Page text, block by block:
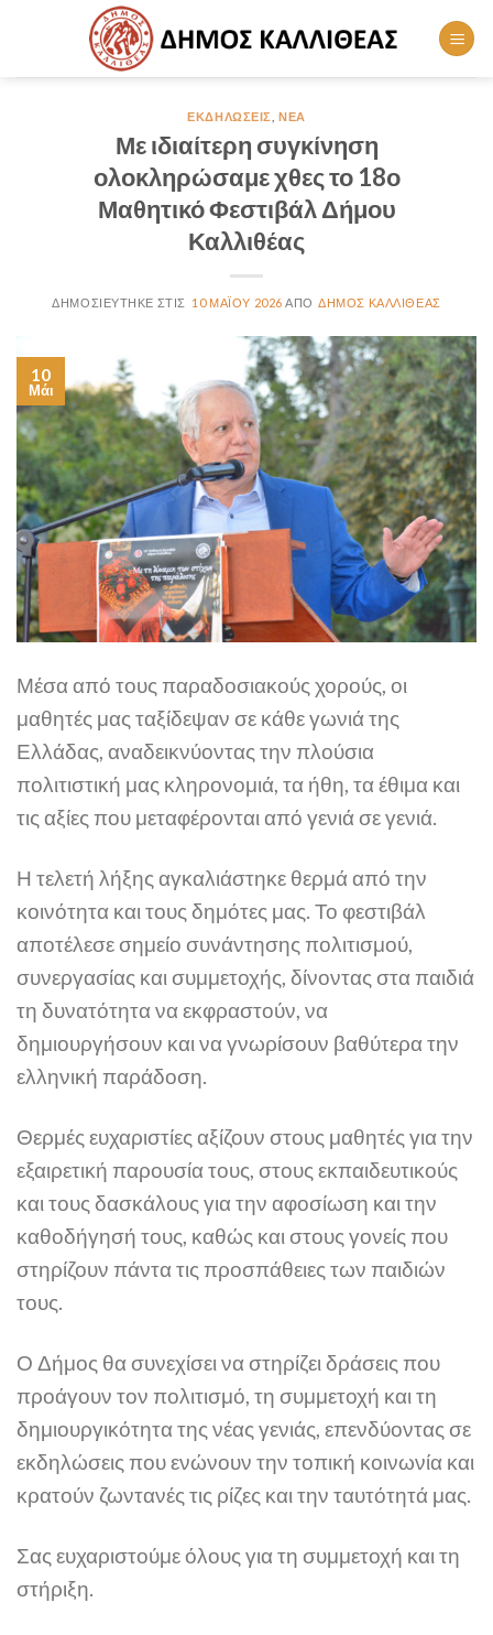
ΕΚΔΗΛΏΣΕΙΣ ,ΝΈΑ
Με ιδιαίτερη συγκίνηση
ολοκληρώσαμε χθες το 18ο
Μαθητικό Φεστιβάλ Δήμου
Καλλιθέας
10 ΜΑΪ́ΟΥ 2026 ΔΗΜΟΣ ΚΑΛΛΙΘΕΑΣ
10
Μάι
Μέσα από τους παραδοσιακούς χορούς, οι
μαθητές μας ταξίδεψαν σε κάθε γωνιά της
Ελλάδας, αναδεικνύοντας την πλούσια
πολιτιστική μας κληρονομιά, τα ήθη, τα έθιμα και
τις αξίες που μεταφέρονται από γενιά σε γενιά.
Η τελετή λήξης αγκαλιάστηκε θερμά από την
κοινότητα και τους δημότες μας. Το φεστιβάλ
αποτέλεσε σημείο συνάντησης πολιτισμού,
συνεργασίας και συμμετοχής, δίνοντας στα παιδιά
τη δυνατότητα να εκφραστούν, να
δημιουργήσουν και να γνωρίσουν βαθύτερα την
ελληνική παράδοση.
Θερμές ευχαριστίες αξίζουν στους μαθητές για την
εξαιρετική παρουσία τους, στους εκπαιδευτικούς
και τους δασκάλους για την αφοσίωση και την
καθοδήγησή τους, καθώς και στους γονείς που
στηρίζουν πάντα τις προσπάθειες των παιδιών
τους.
Ο Δήμος θα συνεχίσει να στηρίζει δράσεις που
προάγουν τον πολιτισμό, τη συμμετοχή και τη
δημιουργικότητα της νέας γενιάς, επενδύοντας σε
εκδηλώσεις που ενώνουν την τοπική κοινωνία και
κρατούν ζωντανές τις ρίζες και την ταυτότητά μας.
Σας ευχαριστούμε όλους για τη συμμετοχή και τη
στήριξη.